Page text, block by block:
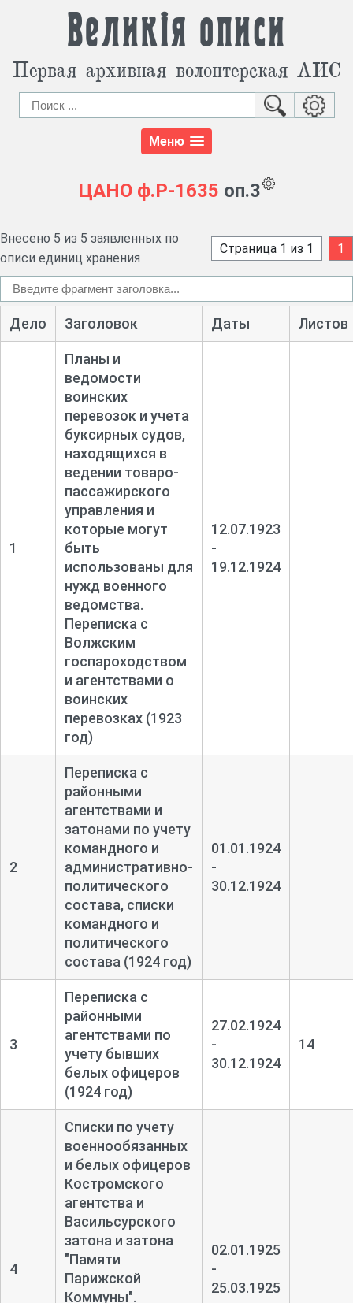
Великія описи
Первая архивная волонтерская АИС
Меню
ЦАНО ф.Р-1635 оп.3
Внесено 5 из 5 заявленных по
описи единиц хранения
Страница 1 из 1 1
Дело Заголовок Даты Листов
1
Планы и
ведомости
воинских
перевозок и учета
буксирных судов,
находящихся в
ведении товаро-
пассажирского
управления и
которые могут
быть
использованы для
нужд военного
ведомства.
Переписка с
Волжским
госпароходством
и агентствами о
воинских
перевозках (1923
год)
12.07.1923
-
19.12.1924
2
Переписка с
районными
агентствами и
затонами по учету
командного и
административно-
политического
состава, списки
командного и
политического
состава (1924 год)
01.01.1924
-
30.12.1924
3
Переписка с
районными
агентствами по
учету бывших
белых офицеров
(1924 год)
27.02.1924
-
30.12.1924
14
4
Списки по учету
военнообязанных
и белых офицеров
Костромского
агентства и
Васильсурского
затона и затона
"Памяти
Парижской
Коммуны".
02.01.1925
-
25.03.1925